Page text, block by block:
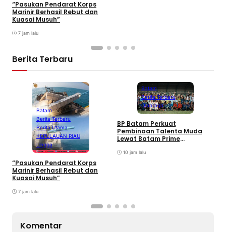
“Pasukan Pendarat Korps
Marinir Berhasil Rebut dan
Kuasai Musuh”
7 jam lalu
Berita Terbaru
Batam
Berita Terbaru
Berita Utama
KEPULAUAN RIAU
Lingga
“Pasukan Pendarat Korps
Marinir Berhasil Rebut dan
Kuasai Musuh”
7 jam lalu
Batam
Berita Terbaru
Olahraga
BP Batam Perkuat
Pembinaan Talenta Muda
Lewat Batam Prime
Football sebagai Festival
10 jam lalu
Komentar